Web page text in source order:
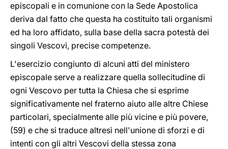
episcopali e in comunione con la Sede Apostolica
deriva dal fatto che questa ha costituito tali organismi
ed ha loro affidato, sulla base della sacra potestà dei
singoli Vescovi, precise competenze.
L'esercizio congiunto di alcuni atti del ministero
episcopale serve a realizzare quella sollecitudine di
ogni Vescovo per tutta la Chiesa che si esprime
significativamente nel fraterno aiuto alle altre Chiese
particolari, specialmente alle più vicine e più povere,
(59) e che si traduce altresì nell'unione di sforzi e di
intenti con gli altri Vescovi della stessa zona